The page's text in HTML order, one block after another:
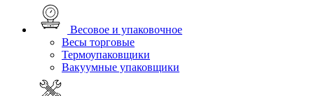
Весовое и упаковочное
Весы торговые
Термоупаковщики
Вакуумные упаковщики